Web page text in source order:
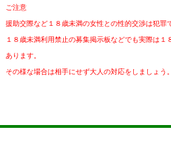
ご注意
援助交際など１８歳未満の女性との性的交渉は犯罪
１８歳未満利用禁止の募集掲示板などでも実際は
あります。
その様な場合は相手にせず大人の対応をしましょう。